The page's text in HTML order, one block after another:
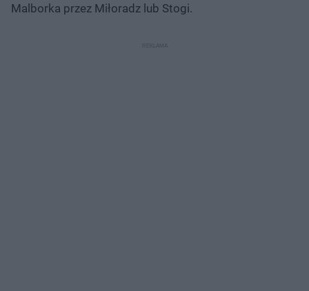
Malborka przez Miłoradz lub Stogi.